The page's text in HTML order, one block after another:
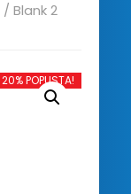
/ Blank 2
20% POPUSTA!